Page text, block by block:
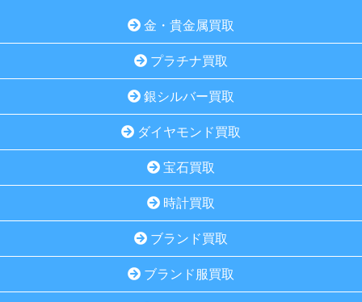
金・貴金属買取
プラチナ買取
銀シルバー買取
ダイヤモンド買取
宝石買取
時計買取
ブランド買取
ブランド服買取